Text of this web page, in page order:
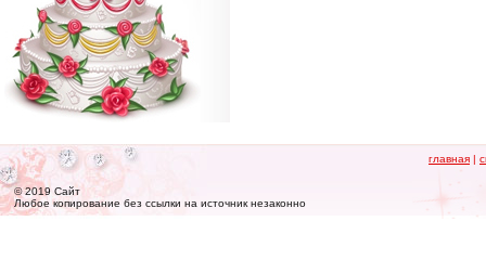
© 2019 Сайт
Любое копирование без ссылки на источник незаконно
главная |